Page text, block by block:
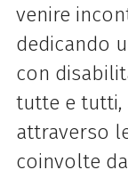
venire
dedicando
con
tutte e tutti,
attraverso
coinvolte